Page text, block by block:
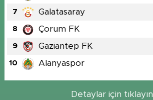
7 Galatasaray
8 Çorum FK
9 Gaziantep FK
10 Alanyaspor
Detaylar için tıklayın